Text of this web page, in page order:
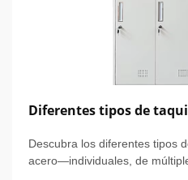
Diferentes tipos de
Descubra los diferentes tipos
acero—individuales, de